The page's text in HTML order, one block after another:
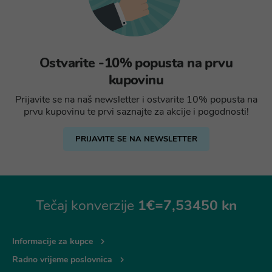
Ostvarite -10% popusta na prvu
kupovinu
Prijavite se na naš newsletter i ostvarite 10% popusta na
prvu kupovinu te prvi saznajte za akcije i pogodnosti!
PRIJAVITE SE NA NEWSLETTER
Tečaj konverzije 1€=7,53450 kn
Informacije za kupce
Radno vrijeme poslovnica